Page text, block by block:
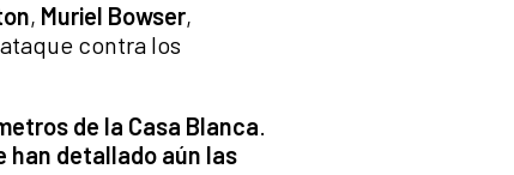
, Muriel Bowser,
contra los
de la Casa Blanca.
han detallado aún las